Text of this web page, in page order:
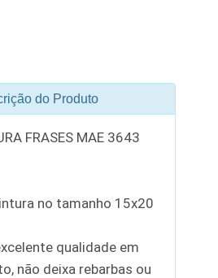
do Produto
FRASES MAE 3643
no tamanho 15x20
qualidade em
não deixa rebarbas ou